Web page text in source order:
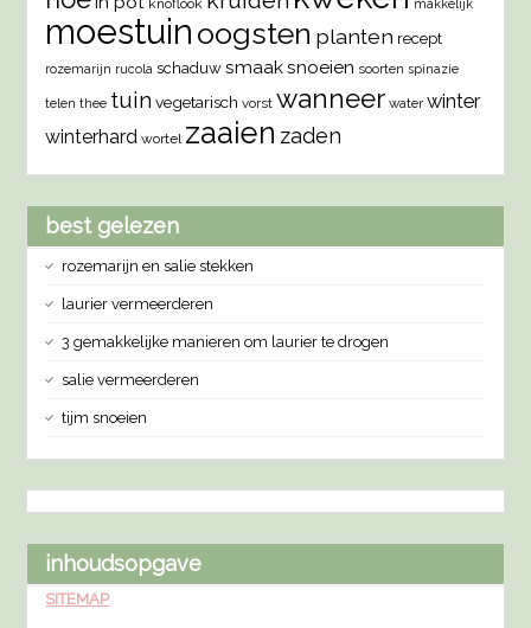
knoflook makkelijk
moestuin oogsten planten recept
rozemarijn rucola schaduw smaaksnoeien soorten spinazie
telen thee tuin vegetarisch vorst wanneer water winter
winterhard wortel zaaien zaden
best gelezen
rozemarijn en salie stekken
laurier vermeerderen
3 gemakkelijke manieren om laurier te drogen
salie vermeerderen
tijm snoeien
inhoudsopgave
SITEMAP